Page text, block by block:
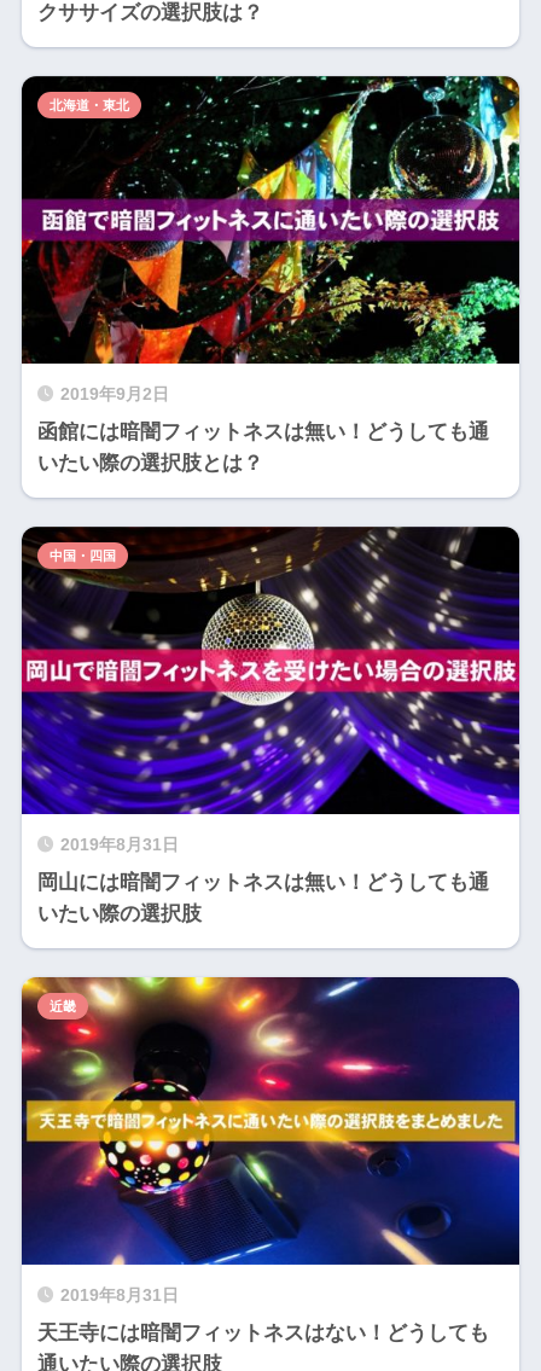
クササイズの選択肢は？
2019年9月2日
函館には暗闇フィットネスは無い！どうしても通
いたい際の選択肢とは？
北海道・東北
2019年8月31日
岡山には暗闇フィットネスは無い！どうしても通
いたい際の選択肢
中国・四国
2019年8月31日
天王寺には暗闇フィットネスはない！どうしても
通いたい際の選択肢
近畿